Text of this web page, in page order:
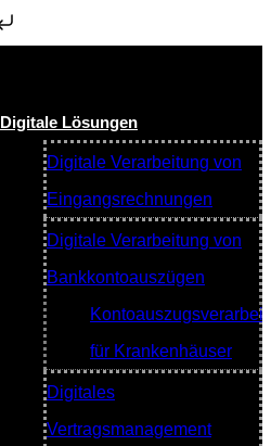
Digitale Lösungen
Digitale Verarbeitung von
Eingangsrechnungen
Digitale Verarbeitung von
Bankkontoauszügen
für Krankenhäuser
Digitales
Vertragsmanagement